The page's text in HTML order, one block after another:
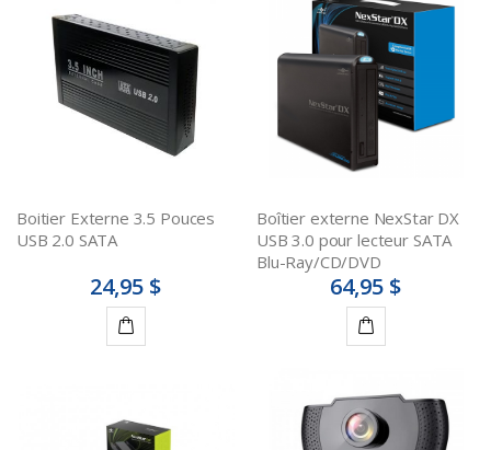
panier
au
panier
Boitier Externe 3.5 Pouces
USB 2.0 SATA
24,95 $
panier
Boîtier externe NexStar DX
USB 3.0 pour lecteur SATA
Blu-Ray/CD/DVD
64,95 $
au
panier